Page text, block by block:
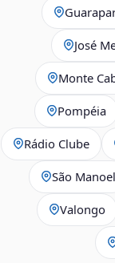
José
Monte
Pompéia
Rádio Clube
São Manoel
Valongo